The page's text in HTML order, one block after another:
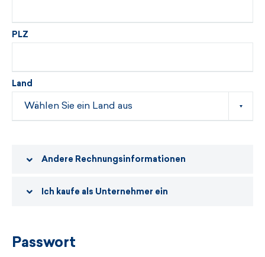
PLZ
Land
Andere Rechnungsinformationen
Ich kaufe als Unternehmer ein
Passwort